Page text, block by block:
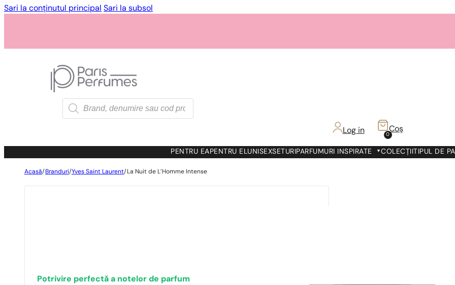
Sari la conținutul principal Sari la subsol
Products
search
Log in 0
Coș
PENTRU EAPENTRU ELUNISEXSETURIPARFUMURI INSPIRATE COLECȚIITIPUL DE
Acasă/ Branduri/Yves Saint Laurent/ La Nuit de L’Homme Intense
Potrivire perfectă a notelor de parfum